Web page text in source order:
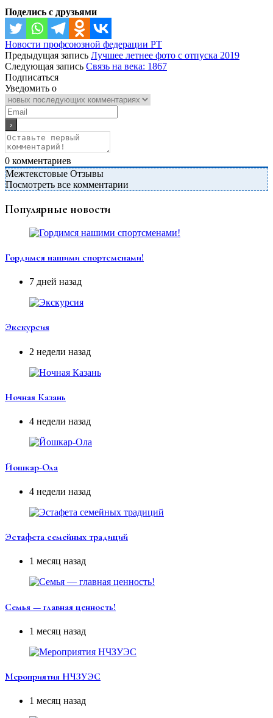
Поделись с друзьями
Новости профсоюзной федерации РТ
Предыдущая запись Лучшее летнее фото с отпуска 2019
Следующая запись Связь на века: 1867
Подписаться
Уведомить о
0 комментариев
Межтекстовые Отзывы
Посмотреть все комментарии
Популярные новости
Гордимся нашими спортсменами!
7 дней назад
Экскурсия
2 недели назад
Ночная Казань
4 недели назад
Йошкар-Ола
4 недели назад
Эстафета семейных традиций
1 месяц назад
Семья — главная ценность!
1 месяц назад
Мероприятия НЧЗУЭС
1 месяц назад